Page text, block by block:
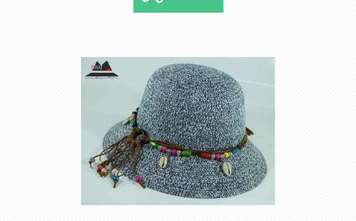
است سبک ودارای لبه های بلند برای جلو